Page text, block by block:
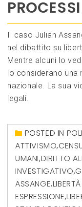
Il caso Julian
nel dibattito su
Mentre alcuni lo
lo considerano una
nazionale. La sua
legali.
POSTED IN
ATTIVISMO,
UMANI,DIRITTO
INVESTIGATIVO,
ASSANGE,
ESPRESSIONE,